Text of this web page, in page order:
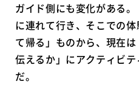
ガイド側にも変化がある
に連れて行き、そこでの
て帰る」ものから、現在
伝えるか」にアクティビ
だ。